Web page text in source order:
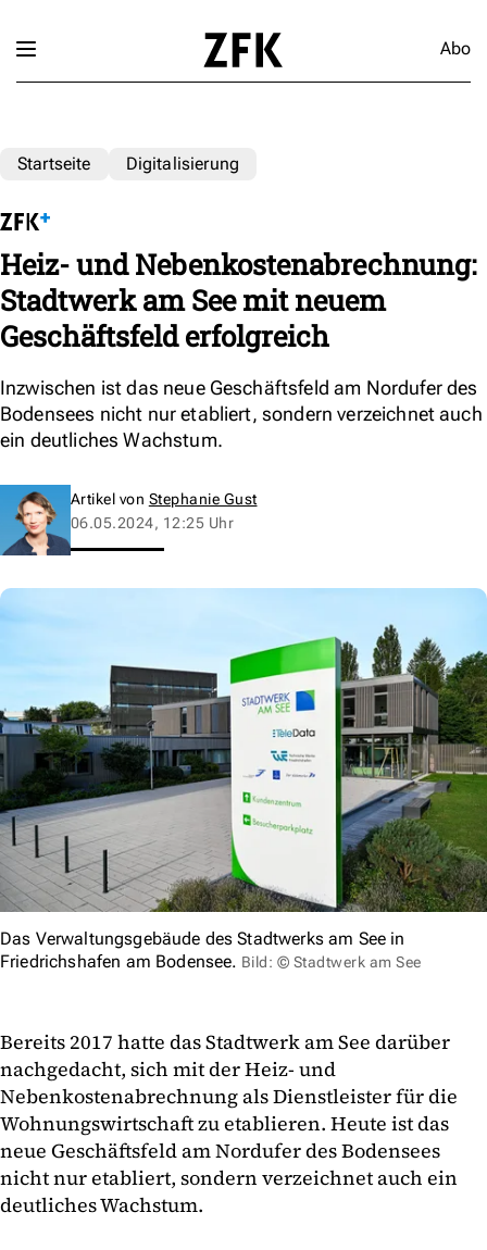
Abo
Startseite Digitalisierung
Heiz- und Nebenkostenabrechnung:
Stadtwerk am See mit neuem
Geschäftsfeld erfolgreich
Inzwischen ist das neue Geschäftsfeld am Nordufer des
Bodensees nicht nur etabliert, sondern verzeichnet auch
ein deutliches Wachstum.
Artikel von Stephanie Gust
06.05.2024, 12:25 Uhr
Das Verwaltungsgebäude des Stadtwerks am See in
Friedrichshafen am Bodensee. Bild: © Stadtwerk am See
Bereits 2017 hatte das Stadtwerk am See darüber
nachgedacht, sich mit der Heiz- und
Nebenkostenabrechnung als Dienstleister für die
Wohnungswirtschaft zu etablieren. Heute ist das
neue Geschäftsfeld am Nordufer des Bodensees
nicht nur etabliert, sondern verzeichnet auch ein
deutliches Wachstum.